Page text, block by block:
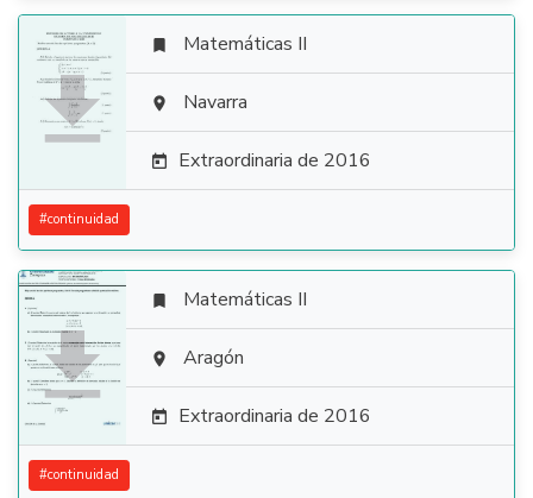

 Matemáticas II
 Navarra
 Extraordinaria de 2016
#continuidad

 Matemáticas II
 Aragón
 Extraordinaria de 2016
#continuidad